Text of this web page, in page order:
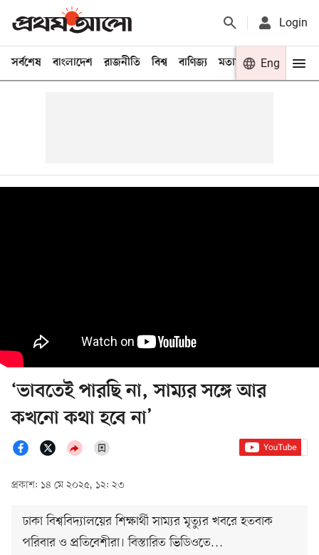
Login
সর্বশেষ বাংলাদেশ রাজনীতি বিশ্ব বাণিজ্য মতামত খেলা
Eng
‘ভাবতেই পারছি না, সাম্যর সঙ্গে আর
কখনো কথা হবে না’
প্রকাশ: ১৪ মে ২০২৫, ১২: ২৩
ঢাকা বিশ্ববিদ্যালয়ের শিক্ষার্থী সাম্যর মৃত্যুর খবরে হতবাক
পরিবার ও প্রতিবেশীরা। বিস্তারিত ভিডিওতে…